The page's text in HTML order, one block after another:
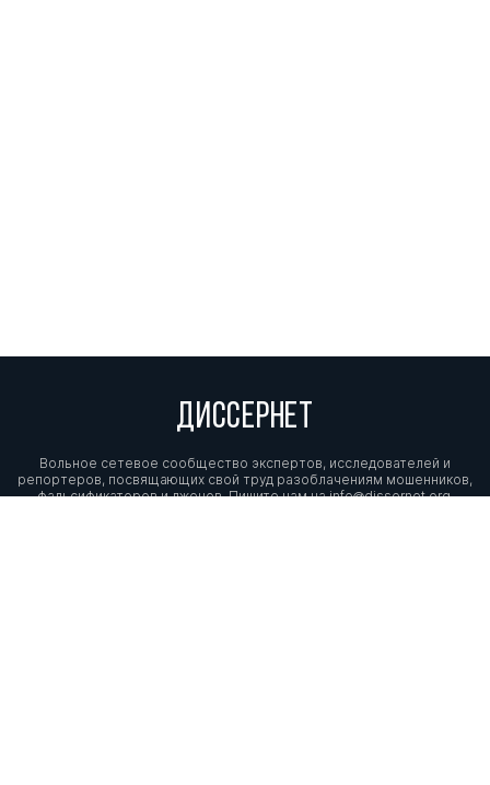
ДИССЕРНЕТ
Вольное сетевое сообщество экспертов, исследователей и
репортеров, посвящающих свой труд разоблачениям мошенников,
фальсификаторов и лжецов. Пишите нам наinfo@dissernet.org.